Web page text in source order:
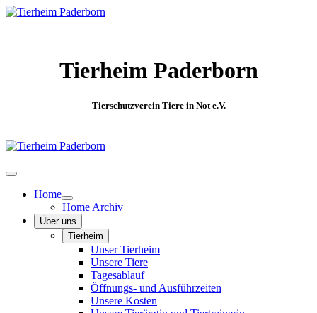
Tierheim Paderborn
Tierschutzverein Tiere in Not e.V.
Home
Home Archiv
Über uns
Tierheim
Unser Tierheim
Unsere Tiere
Tagesablauf
Öffnungs- und Ausführzeiten
Unsere Kosten